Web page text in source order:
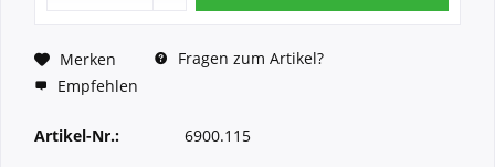
Merken
Fragen zum Artikel?
Empfehlen
Artikel-Nr.: 6900.115